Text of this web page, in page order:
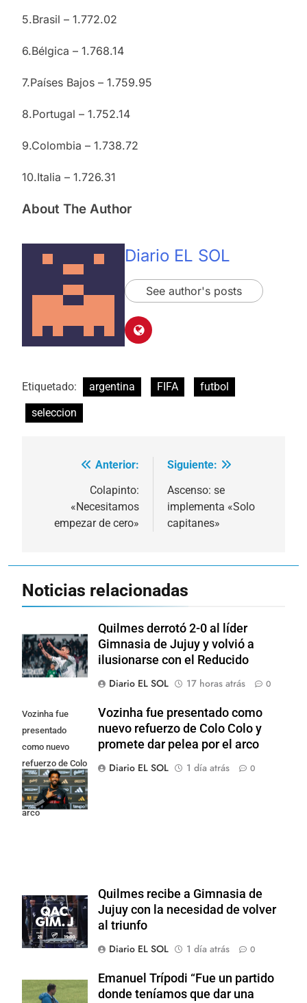
5.Brasil – 1.772.02
6.Bélgica – 1.768.14
7.Países Bajos – 1.759.95
8.Portugal – 1.752.14
9.Colombia – 1.738.72
10.Italia – 1.726.31
About The Author
Diario EL SOL
See author's posts
Etiquetado: argentina FIFA
futbol
seleccion
Navegación
entradas
Anterior:
Colapinto:
«Necesitamos
empezar de cero»
Siguiente:
Ascenso: se
implementa «Solo
capitanes»
Noticias relacionadas
Quilmes derrotó 2-0 al líder
Gimnasia de Jujuy y volvió a
ilusionarse con el Reducido
Diario EL SOL
17 horas atrás 0
Vozinha fue
presentado
como nuevo
refuerzo de Colo
Colo y promete
dar pelea por el
arco
Vozinha fue presentado como
nuevo refuerzo de Colo Colo y
promete dar pelea por el arco
Diario EL SOL
1 día atrás 0
Quilmes recibe a Gimnasia de
Jujuy con la necesidad de volver
al triunfo
Diario EL SOL
1 día atrás 0
Emanuel Trípodi “Fue un partido
donde teníamos que dar una